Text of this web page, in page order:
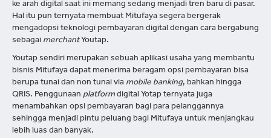
ke arah digital saat ini memang sedang menjadi tren baru di pasar.
Hal itu pun ternyata membuat Mitufaya segera bergerak
mengadopsi teknologi pembayaran digital dengan cara bergabung
sebagai merchantYoutap.
Youtap sendiri merupakan sebuah aplikasi usaha yang membantu
bisnis Mitufaya dapat menerima beragam opsi pembayaran bisa
berupa tunai dan non tunai via mobile banking, bahkan hingga
QRIS. Penggunaan platformdigital Yotap ternyata juga
menambahkan opsi pembayaran bagi para pelanggannya
sehingga menjadi pintu peluang bagi Mitufaya untuk menjangkau
lebih luas dan banyak.